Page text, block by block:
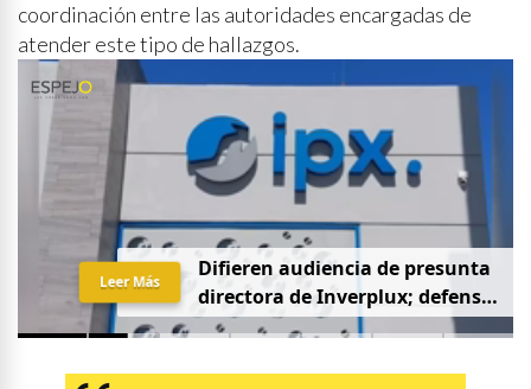
coordinación entre las autoridades encargadas de
atender este tipo de hallazgos.
Difieren audiencia de presunta
directora deInverplux; defensa
pidequeseaprivadaysin
Leer Más